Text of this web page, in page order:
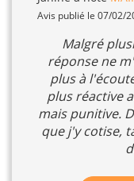
Avis publié le 07/02/
Malgré
réponse ne
plus à
plus réactive
mais punitive.
que j'y cotise,